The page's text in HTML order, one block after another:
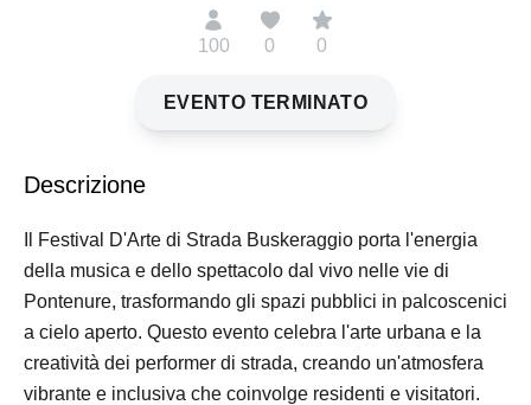
100 0 0
EVENTO TERMINATO
Descrizione
Il Festival D'Arte di Strada Buskeraggio porta l'energia
della musica e dello spettacolo dal vivo nelle vie di
Pontenure, trasformando gli spazi pubblici in palcoscenici
a cielo aperto. Questo evento celebra l'arte urbana e la
creatività dei performer di strada, creando un'atmosfera
vibrante e inclusiva che coinvolge residenti e visitatori.